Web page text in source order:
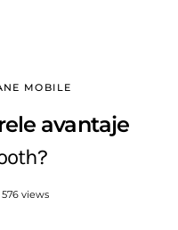
MOBILE
avantaje
576 views